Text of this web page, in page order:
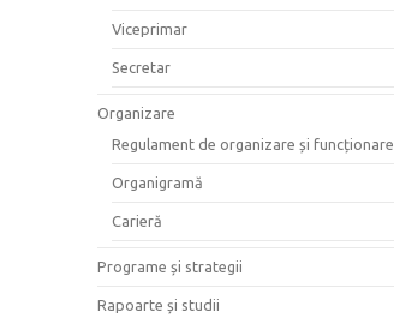
Viceprimar
Secretar
Organizare
Regulament de organizare și funcționare
Organigramă
Carieră
Programe și strategii
Rapoarte și studii